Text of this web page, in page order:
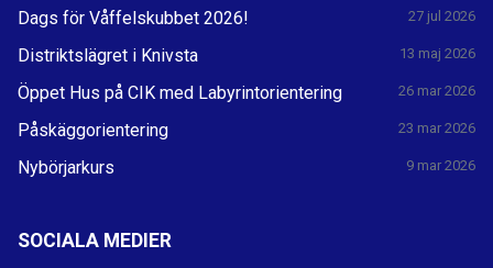
Dags för Våffelskubbet 2026! 27 jul 2026
Distriktslägret i Knivsta 13 maj 2026
Öppet Hus på CIK med Labyrintorientering 26 mar 2026
Påskäggorientering 23 mar 2026
Nybörjarkurs 9 mar 2026
SOCIALA MEDIER